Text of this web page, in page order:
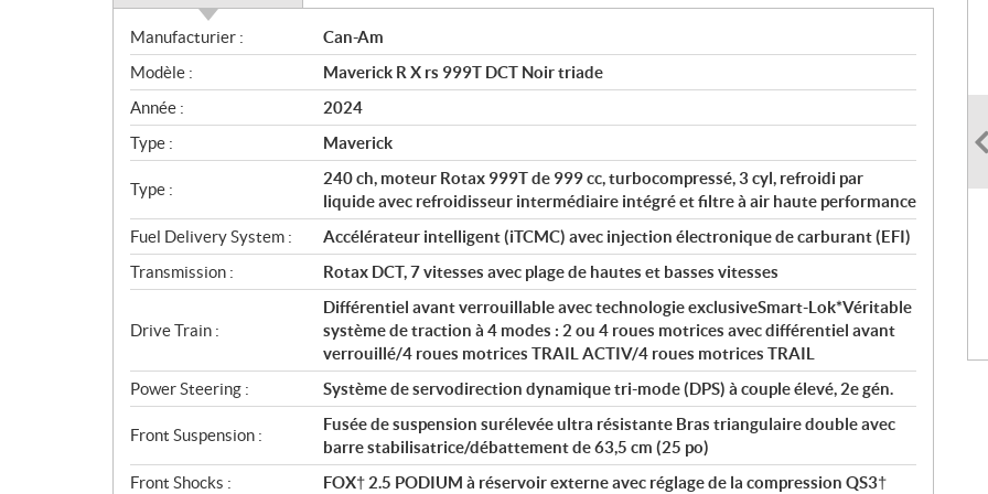
S
p
é
c
i
f
i
a
t
i
n
Manufacturier :
Can-Am
Modèle :
Maverick R X rs 999T DCT Noir triade
Année :
2024
Type :
Maverick
Type :
240 ch, moteur Rotax 999T de 999 cc, turbocompressé, 3 cyl, refroidi par
liquide avec refroidisseur intermédiaire intégré et filtre à air haute performance
Fuel Delivery System :
Accélérateur intelligent (iTCMC) avec injection électronique de carburant (EFI)
Transmission :
Rotax DCT, 7 vitesses avec plage de hautes et basses vitesses
Drive Train :
Différentiel avant verrouillable avec technologie exclusiveSmart-Lok*Véritable
système de traction à 4 modes : 2 ou 4 roues motrices avec différentiel avant
verrouillé/4 roues motrices TRAIL ACTIV/4 roues motrices TRAIL
Power Steering :
Système de servodirection dynamique tri-mode (DPS) à couple élevé, 2e gén.
Front Suspension :
Fusée de suspension surélevée ultra résistante Bras triangulaire double avec
barre stabilisatrice/débattement de 63,5 cm (25 po)
Front Shocks :
FOX† 2.5 PODIUM à réservoir externe avec réglage de la compression QS3†